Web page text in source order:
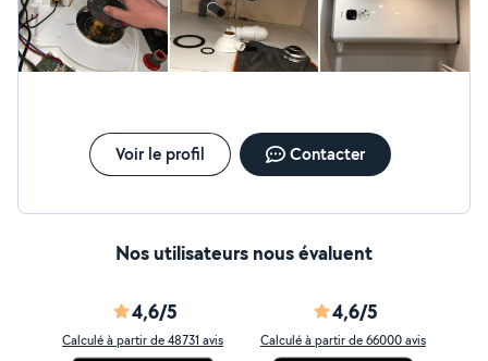
Voir le profil Contacter
Nos utilisateurs nous évaluent
4,6/5
Calculé à partir de 48731 avis
4,6/5
Calculé à partir de 66000 avis